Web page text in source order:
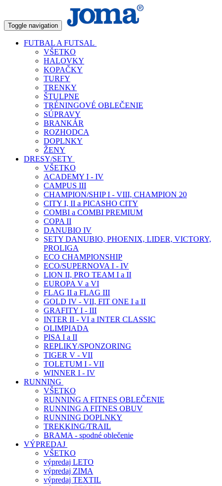
Toggle navigation
FUTBAL A FUTSAL
VŠETKO
HALOVKY
KOPAČKY
TURFY
TRENKY
ŠTULPNE
TRÉNINGOVÉ OBLEČENIE
SÚPRAVY
BRANKÁR
ROZHODCA
DOPLNKY
ŽENY
DRESY/SETY
VŠETKO
ACADEMY I - IV
CAMPUS III
CHAMPION/SHIP I - VIII, CHAMPION 20
CITY I, II a PICASHO CITY
COMBI a COMBI PREMIUM
COPA II
DANUBIO IV
SETY DANUBIO, PHOENIX, LIDER, VICTORY,
PROLIGA
ECO CHAMPIONSHIP
ECO/SUPERNOVA I - IV
LION II, PRO TEAM I a II
EUROPA V a VI
FLAG II a FLAG III
GOLD IV - VII, FIT ONE I a II
GRAFITY I - III
INTER II - VI a INTER CLASSIC
OLIMPIADA
PISA I a II
REPLIKY/SPONZORING
TIGER V - VII
TOLETUM I - VII
WINNER I - IV
RUNNING
VŠETKO
RUNNING A FITNES OBLEČENIE
RUNNING A FITNES OBUV
RUNNING DOPLNKY
TREKKING/TRAIL
BRAMA - spodné oblečenie
VÝPREDAJ
VŠETKO
výpredaj LETO
výpredaj ZIMA
výpredaj TEXTIL